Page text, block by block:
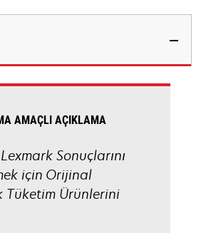
AMAÇLI AÇIKLAMA
Sonuçlarını
için Orijinal
Tüketim Ürünlerini